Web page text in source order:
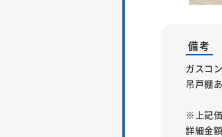
備考
ガスコ
吊戸棚
※上記
詳細金